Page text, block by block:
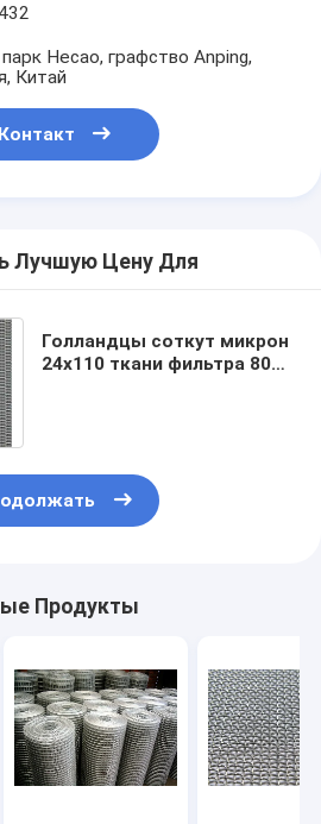
Hecao, графство Anping,
Китай
Контакт
Лучшую Цену Для
Голландцы соткут микрон
24x110 ткани фильтра 80
Продукты